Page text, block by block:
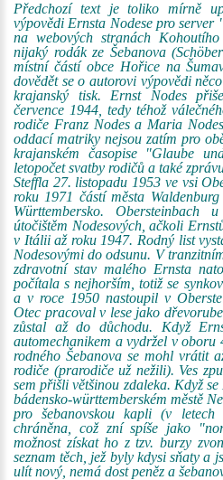
Předchozí text je toliko mírně
výpovědi Ernsta Nodese pro
na webových stranách
nijaký rodák ze Šebanova
místní částí obce Hořice na
dovědět se o autorovi výpovědi
krajanský tisk. Ernst Nodes
července 1944, tedy téhož
rodiče Franz Nodes a Maria
oddací matriky nejsou zatím pro
krajanském časopise "Glaube
letopočet svatby rodičů a také
Steffla 27. listopadu 1953 ve vsi
roku 1971 částí města
Württembersko.
útočištěm Nodesových, ačkoli
v Itálii až roku 1947. Rodný list
Nodesovými do odsunu. V
zdravotní stav malého Ernsta
počítala s nejhorším, totiž se
a v roce 1950 nastoupil v
Otec pracoval v lese jako
zůstal až do důchodu. Když
automechanikem a vydržel v oboru
rodného Šebanova se mohl vrátit
rodiče (prarodiče už nežili). Ves
sem přišli většinou zdaleka. Když
bádensko-württemberském městě
pro šebanovskou kapli (v letech
chráněna, což zní spíše jako
možnost získat ho z tzv. burzy
seznam těch, jež byly kdysi sňaty a
ulít nový, nemá dost peněz a